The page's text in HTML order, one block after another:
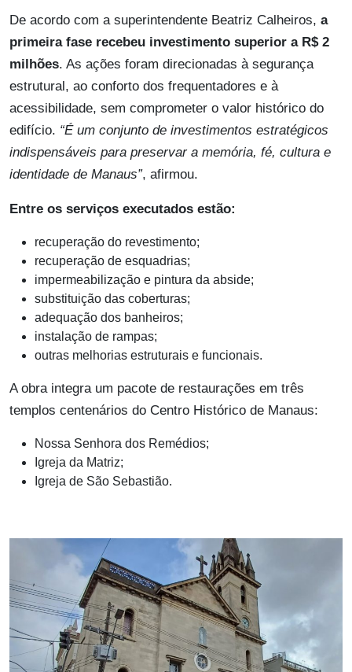
De acordo com a superintendente Beatriz Calheiros, a
primeira fase recebeu investimento superior a R$ 2
milhões. As ações foram direcionadas à segurança
estrutural, ao conforto dos frequentadores e à
acessibilidade, sem comprometer o valor histórico do
edifício. “É um conjunto de investimentos estratégicos
indispensáveis para preservar a memória, fé, cultura e
identidade de Manaus”, afirmou.
Entre os serviços executados estão:
recuperação do revestimento;
recuperação de esquadrias;
impermeabilização e pintura da abside;
substituição das coberturas;
adequação dos banheiros;
instalação de rampas;
outras melhorias estruturais e funcionais.
A obra integra um pacote de restaurações em três
templos centenários do Centro Histórico de Manaus:
Nossa Senhora dos Remédios;
Igreja da Matriz;
Igreja de São Sebastião.